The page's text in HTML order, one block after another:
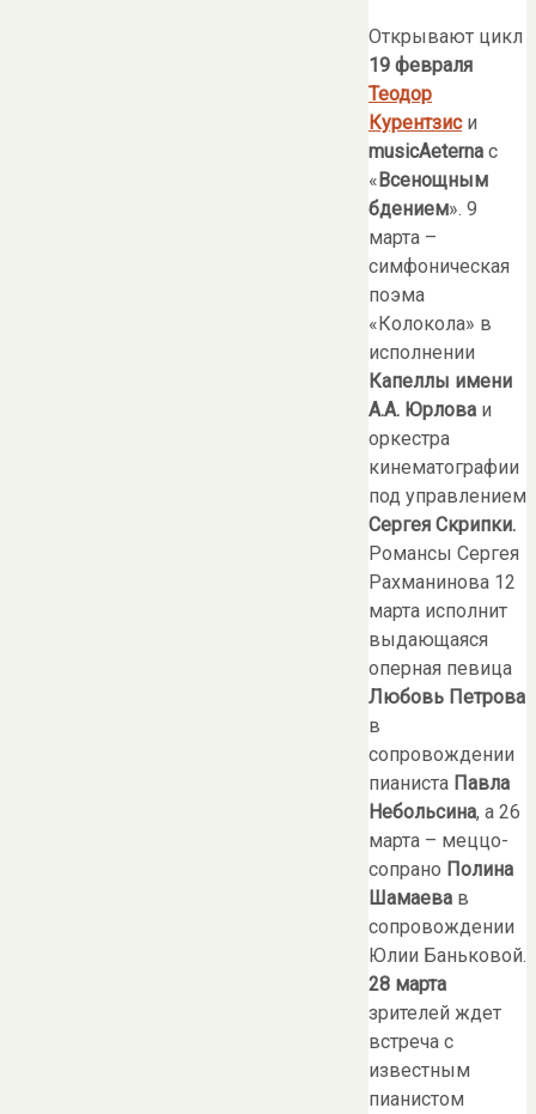
Открывают цикл
19 февраля
Теодор
Курентзиси
musicAeterna с
«Всенощным
бдением». 9
марта –
симфоническая
поэма
«Колокола» в
исполнении
Капеллы имени
А.А. Юрлова и
оркестра
кинематографии
под управлением
Сергея Скрипки.
Романсы Сергея
Рахманинова 12
марта исполнит
выдающаяся
оперная певица
Любовь Петрова
в
сопровождении
пианиста Павла
Небольсина, а 26
марта – меццо-
сопрано Полина
Шамаева в
сопровождении
Юлии Баньковой.
28 марта
зрителей ждет
встреча с
известным
пианистом